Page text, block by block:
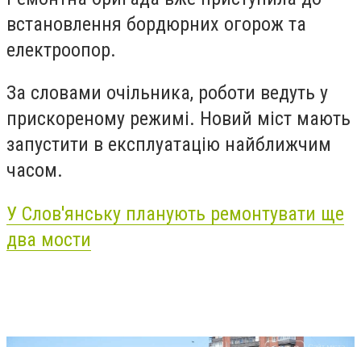
встановлення бордюрних огорож та
електроопор.
За словами очільника, роботи ведуть у
прискореному режимі. Новий міст мають
запустити в експлуатацію найближчим
часом.
У Слов'янську планують ремонтувати ще
два мости